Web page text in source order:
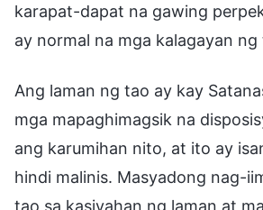
karapat-dapat na gawing
ay normal na mga kalagayan ng
Ang laman ng tao ay kay
mga mapaghimagsik na
ang karumihan nito, at ito ay
hindi malinis. Masyadong nag-
tao sa kasiyahan ng laman at